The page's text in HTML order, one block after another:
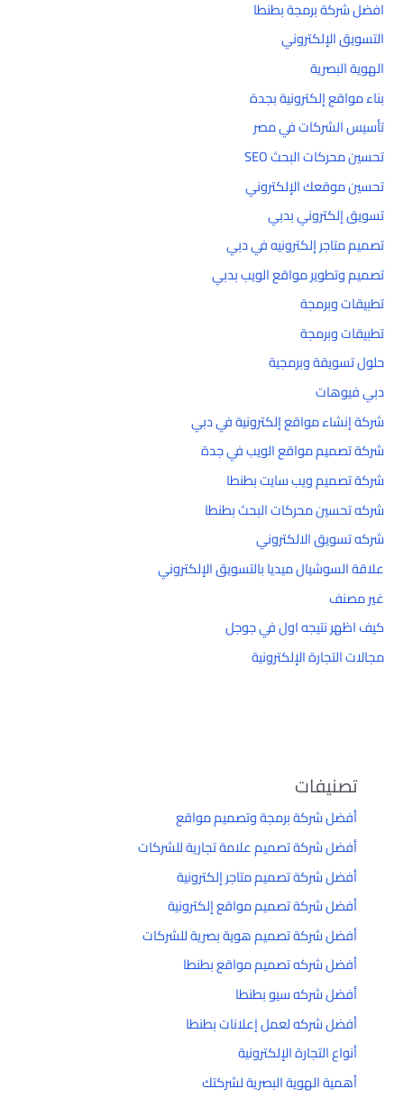
افضل شركة برمجة بطنطا
التسويق الإلكتروني
الهوية البصرية
بناء مواقع إلكترونية بجدة
تأسيس الشركات في مصر
تحسين محركات البحث SEO
تحسين موقعك الإلكتروني
تسويق إلكتروني بدبي
تصميم متاجر إلكترونيه في دبي
تصميم وتطوير مواقع الويب بدبي
تطبيقات وبرمجة
تطبيقات وبرمجة
حلول تسويقة وبرمجية
دبي فيوهات
شركة إنشاء مواقع إلكترونية في دبي
شركة تصميم مواقع الويب في جدة
شركة تصميم ويب سايت بطنطا
شركه تحسين محركات البحث بطنطا
شركه تسويق الالكتروني
علاقة السوشيال ميديا بالتسويق الإلكتروني
غير مصنف
كيف اظهر نتيجه اول في جوجل
مجالات التجارة الإلكترونية
تصنيفات
أفضل شركة برمجة وتصميم مواقع
أفضل شركة تصميم علامة تجارية للشركات
أفضل شركة تصميم متاجر إلكترونية
أفضل شركة تصميم مواقع إلكترونية
أفضل شركة تصميم هوية بصرية للشركات
أفضل شركه تصميم مواقع بطنطا
أفضل شركه سيو بطنطا
أفضل شركه لعمل إعلانات بطنطا
أنواع التجارة الإلكترونية
أهمية الهوية البصرية لشركتك